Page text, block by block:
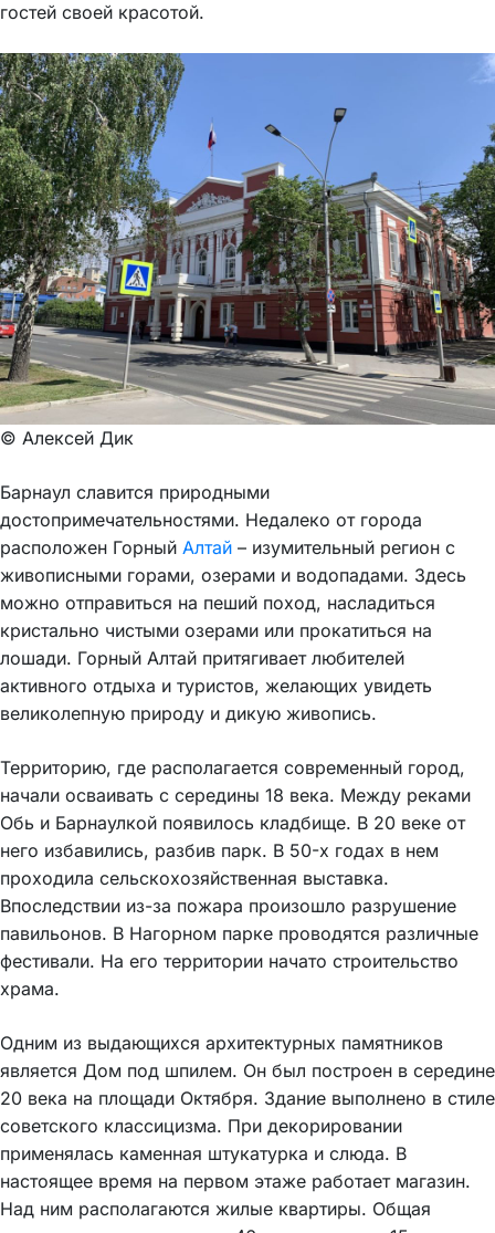
гостей своей красотой.
© Алексей Дик
Барнаул славится природными
достопримечательностями. Недалеко от города
расположен Горный Алтай – изумительный регион с
живописными горами, озерами и водопадами. Здесь
можно отправиться на пеший поход, насладиться
кристально чистыми озерами или прокатиться на
лошади. Горный Алтай притягивает любителей
активного отдыха и туристов, желающих увидеть
великолепную природу и дикую живопись.
Территорию, где располагается современный город,
начали осваивать с середины 18 века. Между реками
Обь и Барнаулкой появилось кладбище. В 20 веке от
него избавились, разбив парк. В 50-х годах в нем
проходила сельскохозяйственная выставка.
Впоследствии из-за пожара произошло разрушение
павильонов. В Нагорном парке проводятся различные
фестивали. На его территории начато строительство
храма.
Одним из выдающихся архитектурных памятников
является Дом под шпилем. Он был построен в середине
20 века на площади Октября. Здание выполнено в стиле
советского классицизма. При декорировании
применялась каменная штукатурка и слюда. В
настоящее время на первом этаже работает магазин.
Над ним располагаются жилые квартиры. Общая